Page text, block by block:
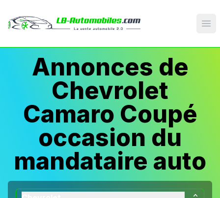
Annonces de
Chevrolet
Camaro Coupé
occasion du
mandataire auto